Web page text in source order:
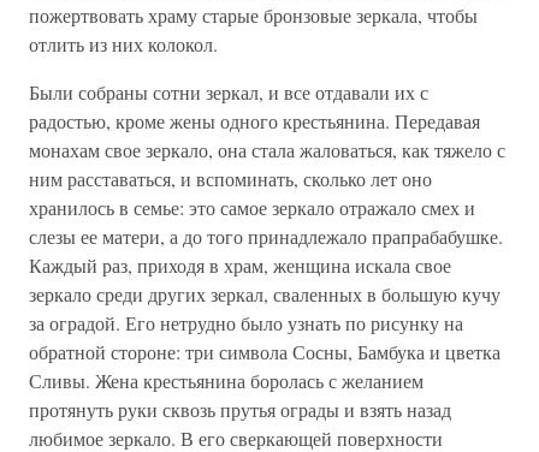
пожертвовать храму старые бронзовые зеркала, чтобы
отлить из них колокол.
Были собраны сотни зеркал, и все отдавали их с
радостью, кроме жены одного крестьянина. Передавая
монахам свое зеркало, она стала жаловаться, как тяжело с
ним расставаться, и вспоминать, сколько лет оно
хранилось в семье: это самое зеркало отражало смех и
слезы ее матери, а до того принадлежало прапрабабушке.
Каждый раз, приходя в храм, женщина искала свое
зеркало среди других зеркал, сваленных в большую кучу
за оградой. Его нетрудно было узнать по рисунку на
обратной стороне: три символа Сосны, Бамбука и цветка
Сливы. Жена крестьянина боролась с желанием
протянуть руки сквозь прутья ограды и взять назад
любимое зеркало. В его сверкающей поверхности